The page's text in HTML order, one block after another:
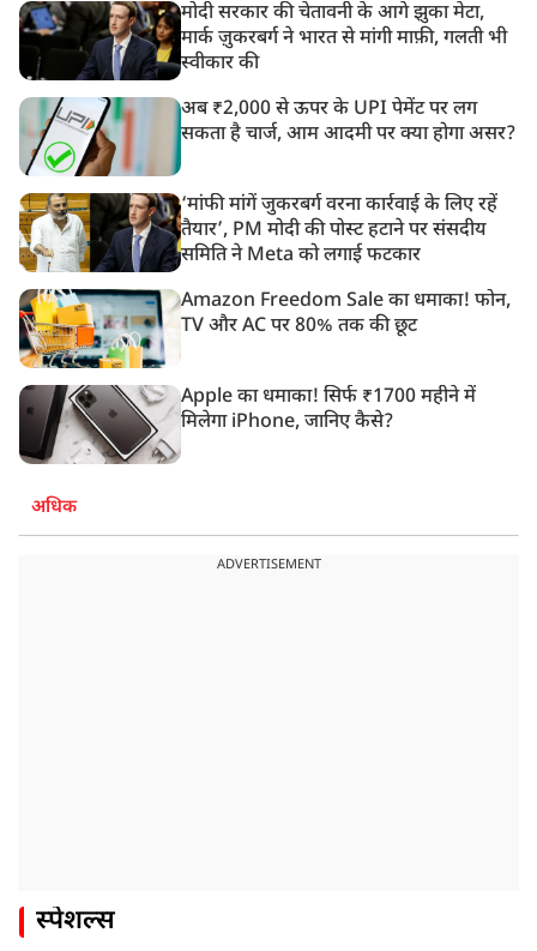
मोदी सरकार की चेतावनी के आगे झुका मेटा,
मार्क ज़ुकरबर्ग ने भारत से मांगी माफ़ी, गलती भी
स्वीकार की
अब ₹2,000 से ऊपर के UPI पेमेंट पर लग
सकता है चार्ज, आम आदमी पर क्या होगा असर?
‘मांफी मांगें जुकरबर्ग वरना कार्रवाई के लिए रहें
तैयार’, PM मोदी की पोस्ट हटाने पर संसदीय
समिति ने Meta को लगाई फटकार
Amazon Freedom Sale का धमाका! फोन,
TV और AC पर 80% तक की छूट
Apple का धमाका! सिर्फ ₹1700 महीने में
मिलेगा iPhone, जानिए कैसे?
अधिक
ADVERTISEMENT
स्पेशल्स